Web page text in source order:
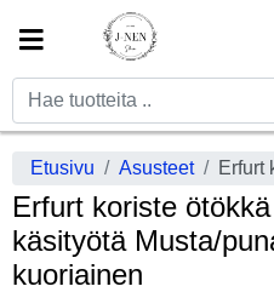
Etusivu Asusteet
Erfurt koriste
käsityötä Musta/
kuoriainen